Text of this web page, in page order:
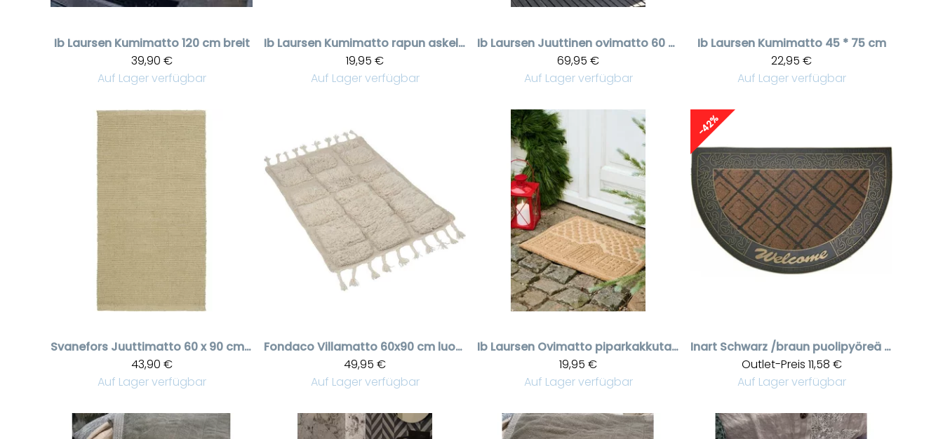
Ib Laursen Kumimatto 120 cm breit
39,90 €
Auf Lager verfügbar
Ib Laursen
Kumimatto rapun askelmalle, 75 cm
19,95 €
Auf Lager verfügbar
Ib Laursen
Juuttinen ovimatto 60 x 90 cm | Vaalea beige eteismatto luonnonkuidusta
69,95 €
Auf Lager verfügbar
Ib Laursen Kumimatto 45 * 75 cm
22,95 €
Auf Lager verfügbar
Svanefors
Juuttimatto 60 x 90 cm | Vaalea beige pikkumatto eteiseen ja wc:hen
43,90 €
Auf Lager verfügbar
Fondaco
Villamatto 60x90 cm luonnonvalkoinen tupsuilla | Sisustus Laventeli
49,95 €
Auf Lager verfügbar
Ib Laursen
Ovimatto piparkakkutalon kuvalla
19,95 €
Auf Lager verfügbar
-42%
Inart
Schwarz /braun puolipyöreä ovimatto
Outlet-Preis 11,58 €
Auf Lager verfügbar